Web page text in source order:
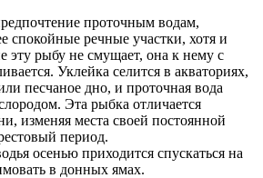
проточным водам,
спокойные речные участки, хотя и
эту рыбу не смущает, она к нему с
Уклейка селится в акваториях,
песчаное дно, и проточная вода
Эта рыбка отличается
изменяя места своей постоянной
период.
осенью приходится спускаться на
в донных ямах.